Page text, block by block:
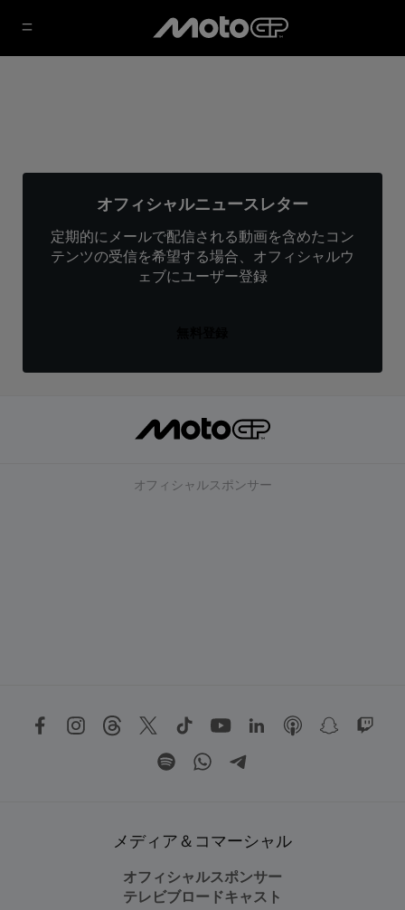
オフィシャルニュースレター
定期的にメールで配信される動画を含めたコン
テンツの受信を希望する場合、オフィシャルウ
ェブにユーザー登録
オフィシャルスポンサー
メディア＆コマーシャル
オフィシャルスポンサー
テレビブロードキャスト